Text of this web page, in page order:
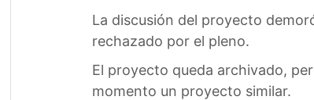
La discusión del proyecto
rechazado por el pleno.
El proyecto queda archivado,
momento un proyecto similar.